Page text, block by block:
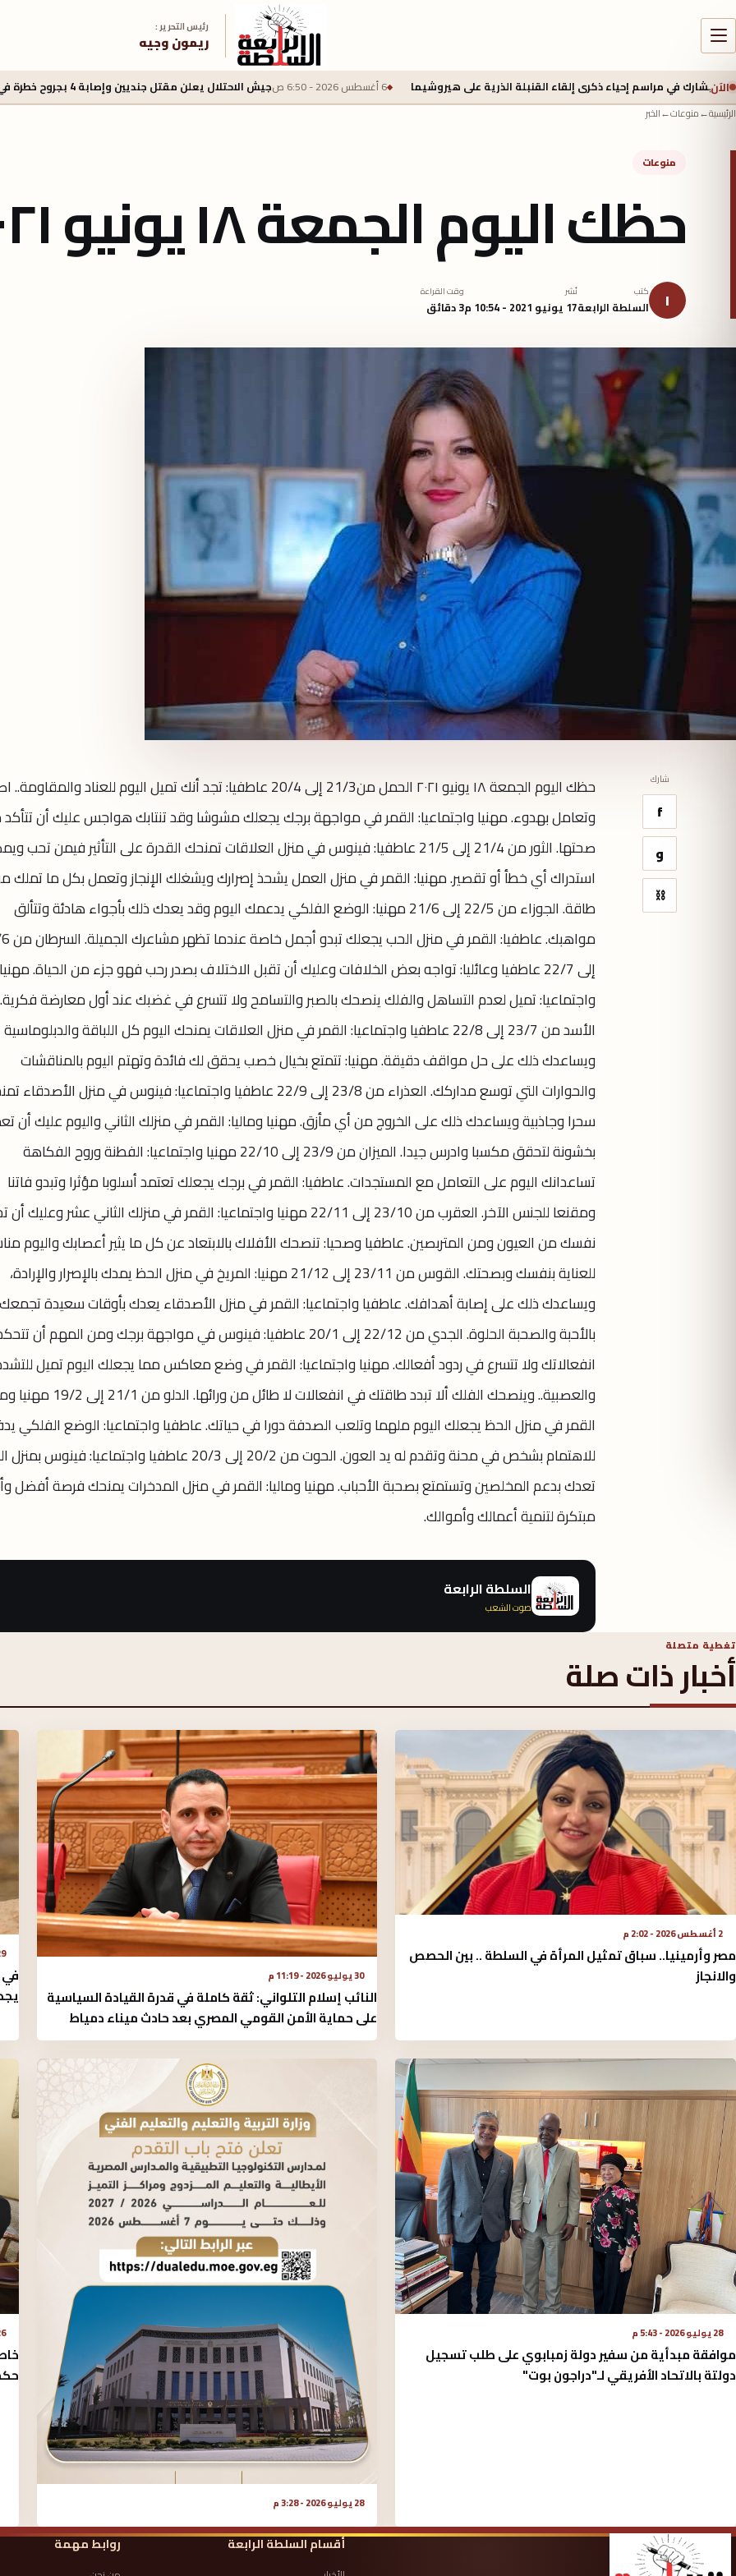
رئيس التحرير :
ريمون وجيه
الآنإحياء ذكرى إلقاء القنبلة الذرية على هيروشيما 6 أغسطس 2026 - 6:50 ص جيش الاحتلال يعلن مقتل جنديين وإصابة 4 بجروح خطرة في جنوب لبنان
الرئيسية←منوعات←الخبر
منوعات
حظك اليوم الجمعة ١٨ يونيو ٢٠٢١
ا كتب
السلطة الرابعة
نُشر
17 يونيو 2021 - 10:54 م
وقت القراءة
3 دقائق
شارك
f
و
⛓
حظك اليوم الجمعة ١٨ يونيو ٢٠٢١ الحمل من21/3 إلى 20/4 عاطفيا: تجد أنك تميل اليوم للعناد
وتعامل بهدوء. مهنيا واجتماعيا: القمر في مواجهة برجك يجعلك مشوشا وقد تنتابك هواجس عليك أن
صحتها. الثور من 21/4 إلى 21/5 عاطفيا: فينوس في منزل العلاقات تمنحك القدرة على التأثير فيمن تحب
استدراك أي خطأ أو تقصير. مهنيا: القمر في منزل العمل يشحذ إصرارك ويشغلك الإنجاز وتعمل بكل ما تملك
طاقة. الجوزاء من 22/5 إلى 21/6 مهنيا: الوضع الفلكي يدعمك اليوم وقد يعدك ذلك بأجواء هادئة وتتألق
مواهبك. عاطفيا:
إلى 22/7 عاطفيا وعائليا: تواجه بعض الخلافات وعليك أن تقبل الاختلاف بصدر رحب فهو جزء من الحياة. مهنيا
واجتماعيا: تميل لعدم التساهل والفلك ينصحك بالصبر والتسامح ولا تتسرع في غضبك عند أول معارضة فكرية.
الأسد من 23/7 إلى 22/8 عاطفيا واجتماعيا: القمر في منزل العلاقات يمنحك اليوم كل اللباقة والدبلوماسية
ويساعدك ذلك على حل مواقف دقيقة. مهنيا: تتمتع بخيال خصب يحقق لك فائدة وتهتم اليوم بالمناقشات
والحوارات التي توسع مداركك. العذراء من 23/8 إلى 22/9 عاطفيا واجتماعيا: فينوس في منزل
سحرا وجاذبية ويساعدك ذلك على الخروج من أي مأزق. مهنيا وماليا: القمر في منزلك الثاني واليوم عليك أن
بخشونة لتحقق مكسبا وادرس جيدا. الميزان من 23/9 إلى 22/10 مهنيا واجتماعيا: الفطنة وروح الفكاهة
تساعدانك اليوم على التعامل مع المستجدات. عاطفيا: القمر في برجك يجعلك تعتمد أسلوبا مؤثرا وتبدو فاتنا
ومقنعا للجنس الآخر. العقرب من 23/10 إلى 22/11 مهنيا واجتماعيا: القمر في منزلك الثاني عشر
نفسك من العيون ومن المتربصين. عاطفيا وصحيا: تنصحك الأفلاك بالابتعاد عن كل ما يثير أعصابك واليوم
للعناية بنفسك وبصحتك. القوس من 23/11 إلى 21/12 مهنيا: المريخ في منزل الحظ يمدك بالإصرار والإرادة،
ويساعدك ذلك على إصابة أهدافك. عاطفيا واجتماعيا: القمر في منزل الأصدقاء يعدك بأوقات سعيدة تجمعك
بالأحبة والصحبة الحلوة. الجدي من 22/12 إلى 20/1 عاطفيا: فينوس في مواجهة برجك ومن المهم
انفعالاتك ولا تتسرع في ردود أفعالك. مهنيا واجتماعيا: القمر في وضع معاكس مما يجعلك اليوم تميل
والعصبية.. وينصحك الفلك ألا تبدد طاقتك في انفعالات لا طائل من
القمر في منزل الحظ يجعلك اليوم ملهما وتلعب الصدفة دورا في حياتك. عاطفيا واجتماعيا: الوضع الفلكي
للاهتمام بشخص في محنة وتقدم له يد العون. الحوت من 20/2 إلى 20/3 عاطفيا واجتماعيا:
تعدك بدعم المخلصين وتستمتع بصحبة الأحباب. مهنيا وماليا: القمر في منزل المدخرات يمنحك فرصة أفضل
مبتكرة لتنمية أعمالك وأموالك.
السلطة الرابعة
صوت الشعب
تغطية متصلة
أخبار ذات صلة
2 أغسطس 2026 - 2:02 م
مصر وأرمينيا.. سباق تمثيل المرأة في السلطة .. بين الحصص
والانجاز
30 يوليو 2026 - 11:19 م
النائب إسلام التلواني: ثقة كاملة في قدرة القيادة السياسية
على حماية الأمن القومي المصري بعد حادث ميناء دمياط
29
في
28 يوليو 2026 - 5:43 م
موافقة مبدأية من سفير دولة زمبابوي على طلب تسجيل
دولتة بالاتحاد الأفريقي لـ"دراجون بوت"
28 يوليو 2026 - 3:28 م
26
أقسام السلطة الرابعة روابط مهمة